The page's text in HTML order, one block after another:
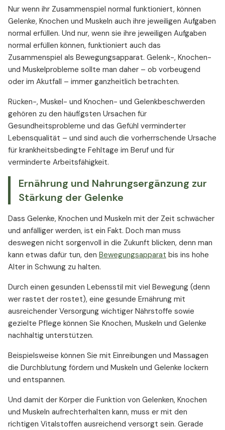
Nur wenn ihr Zusammenspiel normal funktioniert, können
Gelenke, Knochen und Muskeln auch ihre jeweiligen Aufgaben
normal erfüllen. Und nur, wenn sie ihre jeweiligen Aufgaben
normal erfüllen können, funktioniert auch das
Zusammenspiel als Bewegungsapparat. Gelenk-, Knochen-
und Muskelprobleme sollte man daher – ob vorbeugend
oder im Akutfall – immer ganzheitlich betrachten.
Rücken-, Muskel- und Knochen- und Gelenkbeschwerden
gehören zu den häufigsten Ursachen für
Gesundheitsprobleme und das Gefühl verminderter
Lebensqualität – und sind auch die vorherrschende Ursache
für krankheitsbedingte Fehltage im Beruf und für
verminderte Arbeitsfähigkeit.
Ernährung und Nahrungsergänzung zur
Stärkung der Gelenke
Dass Gelenke, Knochen und Muskeln mit der Zeit schwächer
und anfälliger werden, ist ein Fakt. Doch man muss
deswegen nicht sorgenvoll in die Zukunft blicken, denn man
kann etwas dafür tun, den Bewegungsapparat bis ins hohe
Alter in Schwung zu halten.
Durch einen gesunden Lebensstil mit viel Bewegung (denn
wer rastet der rostet), eine gesunde Ernährung mit
ausreichender Versorgung wichtiger Nährstoffe sowie
gezielte Pflege können Sie Knochen, Muskeln und Gelenke
nachhaltig unterstützen.
Beispielsweise können Sie mit Einreibungen und Massagen
die Durchblutung fördern und Muskeln und Gelenke lockern
und entspannen.
Und damit der Körper die Funktion von Gelenken, Knochen
und Muskeln aufrechterhalten kann, muss er mit den
richtigen Vitalstoffen ausreichend versorgt sein. Gerade